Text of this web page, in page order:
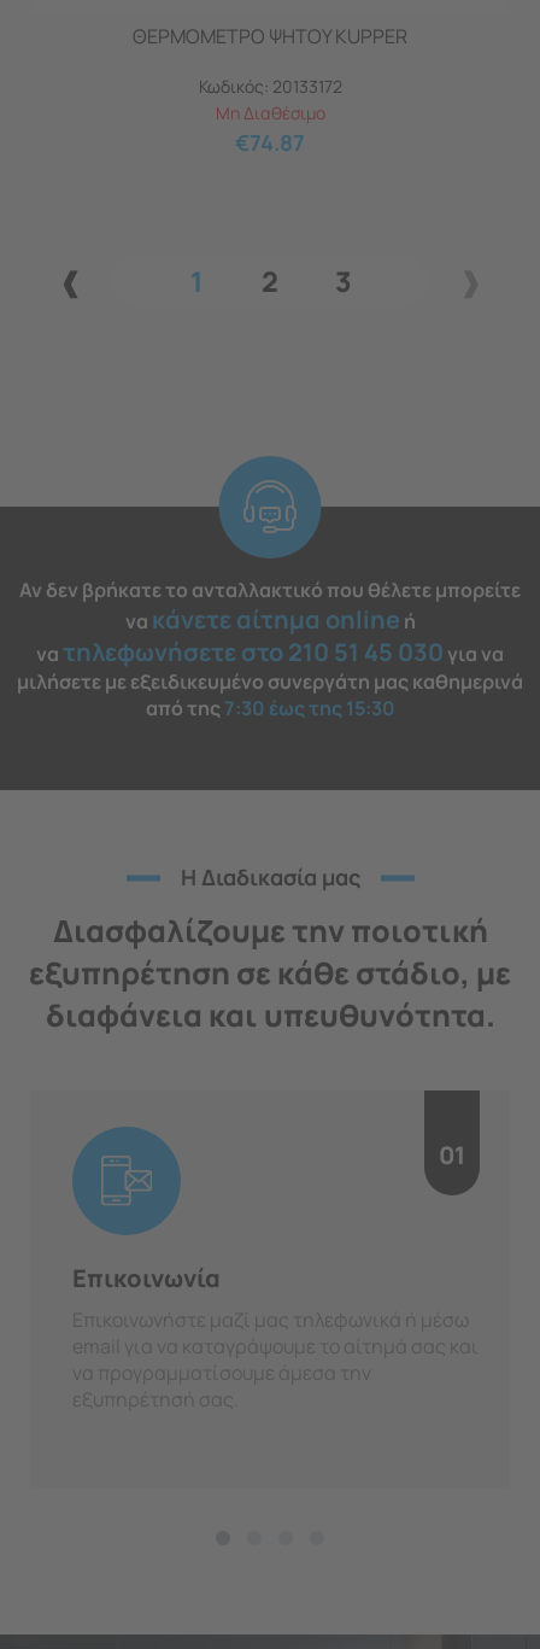
ΘΕΡΜΟΜΕΤΡΟ ΨΗΤΟΥ KUPPER
Κωδικός: 20133172
Μη Διαθέσιμο
€74.87
1 2 3
Αν δεν βρήκατε το ανταλλακτικό που θέλετε μπορείτε
να κάνετε αίτημα online ή
νατηλεφωνήσετε στο 210 51 45 030 για να
μιλήσετε με εξειδικευμένο συνεργάτη μας καθημερινά
από της7:30 έως της 15:30
H Διαδικασία μας
Διασφαλίζουμε την ποιοτική
εξυπηρέτηση σε κάθε στάδιο, με
διαφάνεια και υπευθυνότητα.
01
Επικοινωνία
Επικοινωνήστε μαζί μας τηλεφωνικά ή μέσω
email για να καταγράψουμε το αίτημά σας και
να προγραμματίσουμε άμεσα την
εξυπηρέτησή σας.